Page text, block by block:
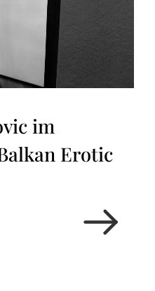
im
Erotic